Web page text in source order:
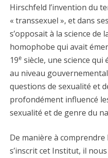
Hirschfeld l’invention du
« transsexuel », et dans
s’opposait à la science de
homophobe qui avait
19e siècle, une science
au niveau
questions de sexualité et
profondément influencé
sexualité et de genre du
De manière à
s’inscrit cet Institut, il